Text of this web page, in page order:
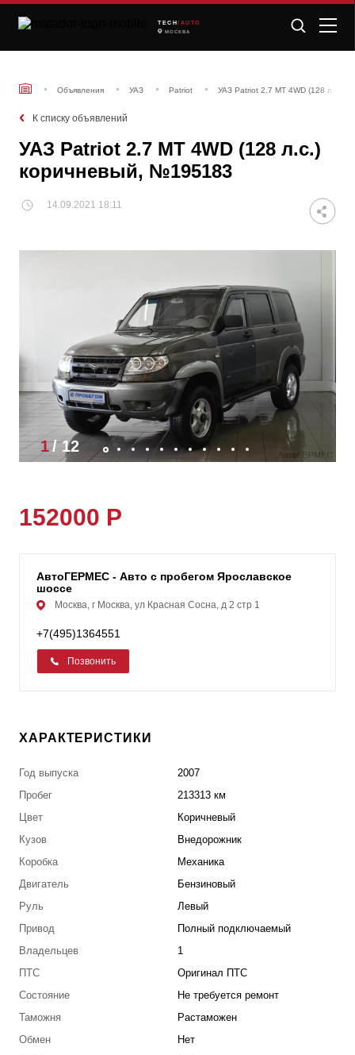
TECH /AUTO
МОСКВА
Объявления УАЗ Patriot УАЗ Patriot 2.7 MT 4WD (128 л.с.)
К списку объявлений
УАЗ Patriot 2.7 MT 4WD (128 л.с.)
коричневый, №195183
14.09.2021 18:11
1/12
152000 Р
АвтоГЕРМЕС - Авто с пробегом Ярославское
шоссе
Москва, г Москва, ул Красная Сосна, д 2 стр 1
+7(495)1364551
Позвонить
ХАРАКТЕРИСТИКИ
Год выпуска
2007
Пробег
213313 км
Цвет
Коричневый
Кузов
Внедорожник
Коробка
Механика
Двигатель
Бензиновый
Руль
Левый
Привод
Полный подключаемый
Владельцев
1
ПТС
Оригинал ПТС
Состояние
Не требуется ремонт
Таможня
Растаможен
Обмен
Нет